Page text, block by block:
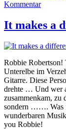
Kommentarzu
wird
Lennon
–
oder
war
es
immer
schon
Trump?
It makes a
Robbie Robertson!
Unterelbe im
Gitarre. Diese
drehte … Und wer
zusammenkam, zu
sondern ……. Was
wunderbaren
you Robbie!